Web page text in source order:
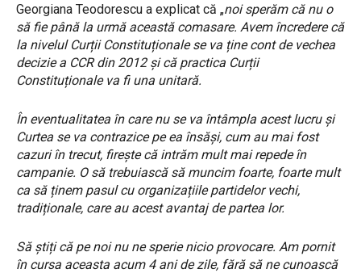
Georgiana Teodorescu a explicat că „noi sperăm că nu o
să fie până la urmă această comasare. Avem încredere că
la nivelul Curții Constituționale se va ține cont de vechea
decizie a CCR din 2012 și că practica Curții
Constituționale va fi una unitară.
În eventualitatea în care nu se va întâmpla acest lucru și
Curtea se va contrazice pe ea însăși, cum au mai fost
cazuri în trecut, firește că intrăm mult mai repede în
campanie. O să trebuiască să muncim foarte, foarte mult
ca să ținem pasul cu organizațiile partidelor vechi,
tradiționale, care au acest avantaj de partea lor.
Să știți că pe noi nu ne sperie nicio provocare. Am pornit
în cursa aceasta acum 4 ani de zile, fără să ne cunoască